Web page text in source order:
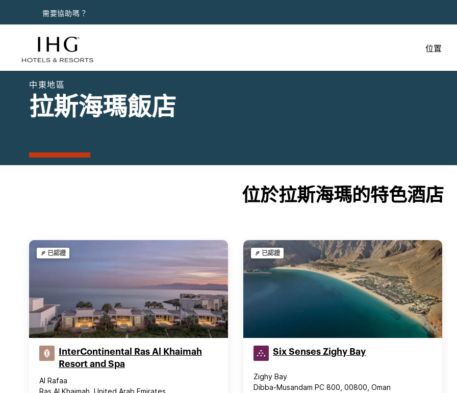
需要協助嗎？
位置
中東地區
拉斯海瑪飯店
位於拉斯海瑪的特色酒店
已認證
InterContinental Ras Al Khaimah
Resort and Spa
Al Rafaa
Ras Al Khaimah, United Arab Emirates
已認證
Six Senses Zighy Bay
Zighy Bay
Dibba-Musandam PC 800, 00800, Oman